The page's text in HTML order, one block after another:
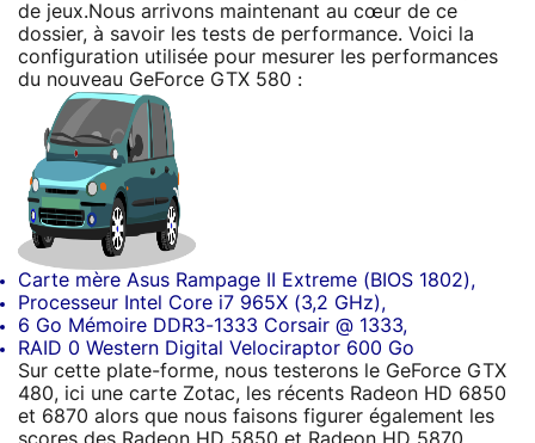
de jeux.Nous arrivons maintenant au cœur de ce
dossier, à savoir les tests de performance. Voici la
configuration utilisée pour mesurer les performances
du nouveau GeForce GTX 580 :
Carte mère Asus Rampage II Extreme (BIOS 1802),
Processeur Intel Core i7 965X (3,2 GHz),
6 Go Mémoire DDR3-1333 Corsair @ 1333,
RAID 0 Western Digital Velociraptor 600 Go
Sur cette plate-forme, nous testerons le GeForce GTX
480, ici une carte Zotac, les récents Radeon HD 6850
et 6870 alors que nous faisons figurer également les
scores des Radeon HD 5850 et Radeon HD 5870.